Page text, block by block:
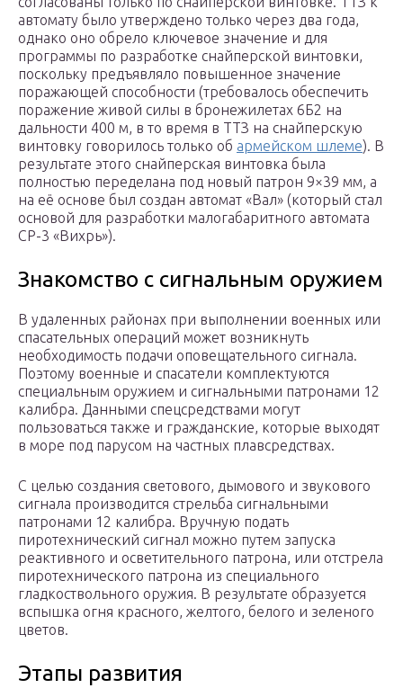
автомату было утверждено только через два года,
однако оно обрело ключевое значение и для
программы по разработке снайперской винтовки,
поскольку предъявляло повышенное значение
поражающей способности (требовалось обеспечить
поражение живой силы в бронежилетах 6Б2 на
дальности 400 м, в то время в ТТЗ на снайперскую
винтовку говорилось только об армейском шлеме). В
результате этого снайперская винтовка была
полностью переделана под новый патрон 9×39 мм, а
на её основе был создан автомат «Вал» (который стал
основой для разработки малогабаритного автомата
СР-3 «Вихрь»).
Знакомство с сигнальным оружием
В удаленных районах при выполнении военных или
спасательных операций может возникнуть
необходимость подачи оповещательного сигнала.
Поэтому военные и спасатели комплектуются
специальным оружием и сигнальными патронами 12
калибра. Данными спецсредствами могут
пользоваться также и гражданские, которые выходят
в море под парусом на частных плавсредствах.
С целью создания светового, дымового и звукового
сигнала производится стрельба сигнальными
патронами 12 калибра. Вручную подать
пиротехнический сигнал можно путем запуска
реактивного и осветительного патрона, или отстрела
пиротехнического патрона из специального
гладкоствольного оружия. В результате образуется
вспышка огня красного, желтого, белого и зеленого
цветов.
Этапы развития